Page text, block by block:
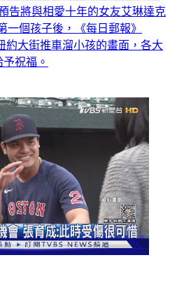
告將與相愛十年的女友艾琳達克
一個孩子後，《每日郵報》
約大街推車溜小孩的畫面，各大
祝福。